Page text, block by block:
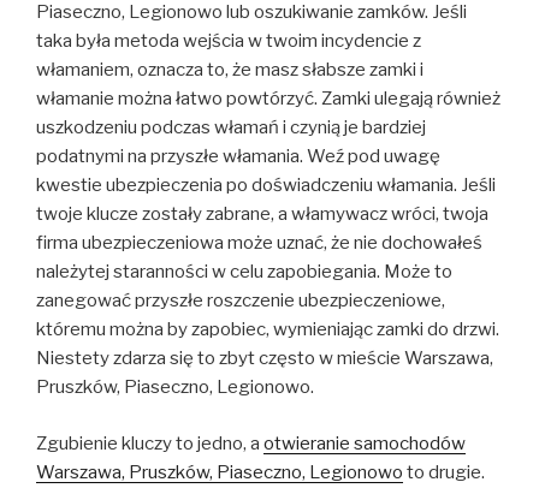
Piaseczno, Legionowo lub oszukiwanie zamków. Jeśli
taka była metoda wejścia w twoim incydencie z
włamaniem, oznacza to, że masz słabsze zamki i
włamanie można łatwo powtórzyć. Zamki ulegają również
uszkodzeniu podczas włamań i czynią je bardziej
podatnymi na przyszłe włamania. Weź pod uwagę
kwestie ubezpieczenia po doświadczeniu włamania. Jeśli
twoje klucze zostały zabrane, a włamywacz wróci, twoja
firma ubezpieczeniowa może uznać, że nie dochowałeś
należytej staranności w celu zapobiegania. Może to
zanegować przyszłe roszczenie ubezpieczeniowe,
któremu można by zapobiec, wymieniając zamki do drzwi.
Niestety zdarza się to zbyt często w mieście Warszawa,
Pruszków, Piaseczno, Legionowo.
Zgubienie kluczy to jedno, a otwieranie samochodów
Warszawa, Pruszków, Piaseczno, Legionowo to drugie.